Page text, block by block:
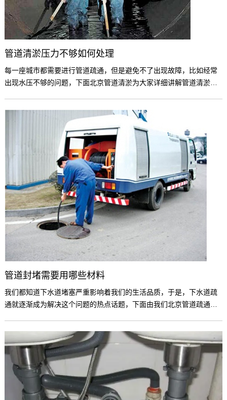
管道清淤压力不够如何处理
每一座城市都需要进行管道疏通，但是避免不了出现故障，比如经常
出现水压不够的问题，下面北京管道清淤为大家详细讲解管道清淤压
管道封堵需要用哪些材料
我们都知道下水道堵塞严重影响着我们的生活品质，于是，下水道疏
通就逐渐成为解决这个问题的热点话题，下面由我们北京管道疏通的